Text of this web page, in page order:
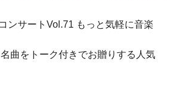
ンサートVol.71 もっと気軽に音楽
曲をトーク付きでお贈りする人気